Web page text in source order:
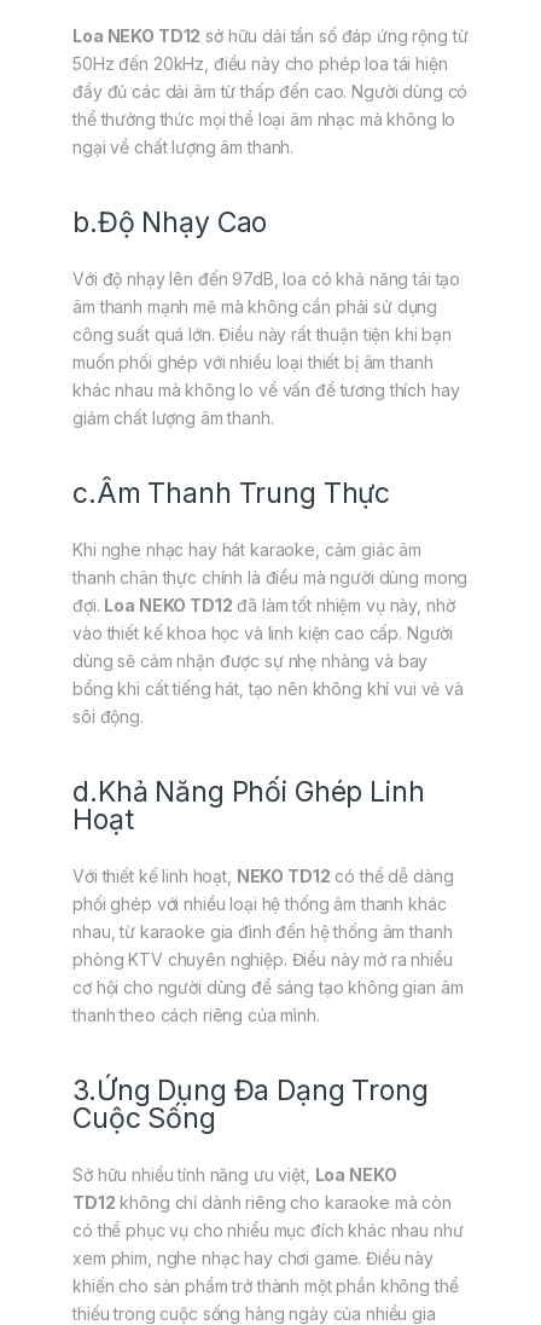
Loa NEKO TD12 sở hữu dải tần số đáp ứng rộng từ
50Hz đến 20kHz, điều này cho phép loa tái hiện
đầy đủ các dải âm từ thấp đến cao. Người dùng có
thể thưởng thức mọi thể loại âm nhạc mà không lo
ngại về chất lượng âm thanh.
b.Độ Nhạy Cao
Với độ nhạy lên đến 97dB, loa có khả năng tái tạo
âm thanh mạnh mẽ mà không cần phải sử dụng
công suất quá lớn. Điều này rất thuận tiện khi bạn
muốn phối ghép với nhiều loại thiết bị âm thanh
khác nhau mà không lo về vấn đề tương thích hay
giảm chất lượng âm thanh.
c.Âm Thanh Trung Thực
Khi nghe nhạc hay hát karaoke, cảm giác âm
thanh chân thực chính là điều mà người dùng mong
đợi. Loa NEKO TD12 đã làm tốt nhiệm vụ này, nhờ
vào thiết kế khoa học và linh kiện cao cấp. Người
dùng sẽ cảm nhận được sự nhẹ nhàng và bay
bổng khi cất tiếng hát, tạo nên không khí vui vẻ và
sôi động.
d.Khả Năng Phối Ghép Linh
Hoạt
Với thiết kế linh hoạt, NEKO TD12 có thể dễ dàng
phối ghép với nhiều loại hệ thống âm thanh khác
nhau, từ karaoke gia đình đến hệ thống âm thanh
phòng KTV chuyên nghiệp. Điều này mở ra nhiều
cơ hội cho người dùng để sáng tạo không gian âm
thanh theo cách riêng của mình.
3.Ứng Dụng Đa Dạng Trong
Cuộc Sống
Sở hữu nhiều tính năng ưu việt, Loa NEKO
TD12 không chỉ dành riêng cho karaoke mà còn
có thể phục vụ cho nhiều mục đích khác nhau như
xem phim, nghe nhạc hay chơi game. Điều này
khiến cho sản phẩm trở thành một phần không thể
thiếu trong cuộc sống hàng ngày của nhiều gia